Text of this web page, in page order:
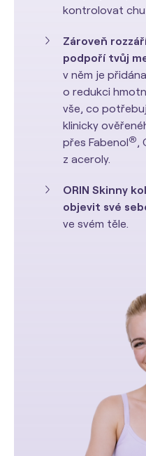
kontrolovat
Zároveň
podpoří tvůj
v něm je
o redukci
vše, co
klinicky
přes Fabenol® ,
z aceroly.
ORIN Skinny
objevit své
ve svém těle.